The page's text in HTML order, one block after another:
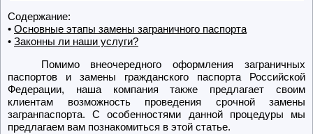
Содержание:
• Основные этапы замены заграничного паспорта
• Законны ли наши услуги?
Помимо внеочередного оформления заграничных
паспортов и замены гражданского паспорта Российской
Федерации, наша компания также предлагает своим
клиентам возможность проведения срочной замены
загранпаспорта. С особенностями данной процедуры мы
предлагаем вам познакомиться в этой статье.